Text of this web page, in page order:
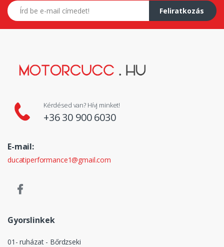
E-mail címed
Feliratkozás
Kérdésed van? Hívj minket!
+36 30 900 6030
E-mail:
ducatiperformance1@gmail.com
Gyorslinkek
01- ruházat - Bőrdzseki